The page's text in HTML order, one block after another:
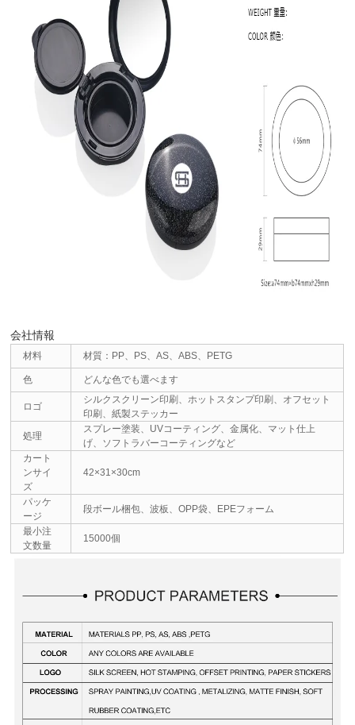
会社情報
材料 材質：PP、PS、AS、ABS、PETG
色 どんな色でも選べます
ロゴ
シルクスクリーン印刷、ホットスタンプ印刷、オフセット
印刷、紙製ステッカー
処理
スプレー塗装、UVコーティング、金属化、マット仕上
げ、ソフトラバーコーティングなど
カート
ンサイ
ズ
42×31×30cm
パッケ
ージ
段ボール梱包、波板、OPP袋、EPEフォーム
最小注
文数量
15000個